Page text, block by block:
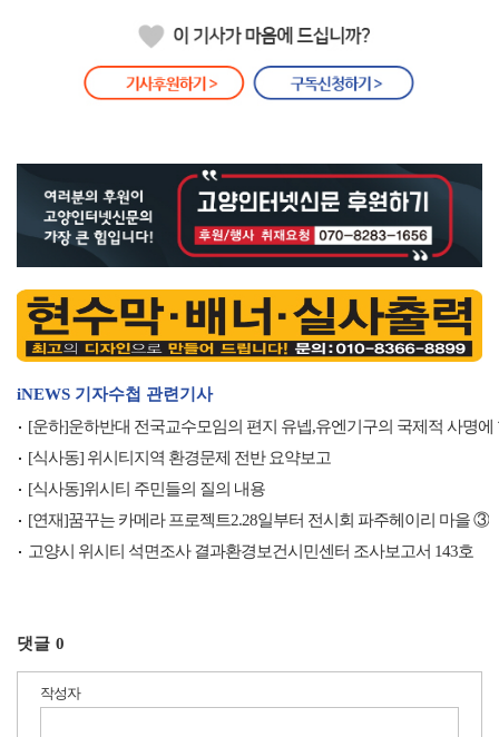
iNEWS 기자수첩 관련기사
[운하]운하반대 전국교수모임의 편지 유넵,유엔기구의 국제적 사명
[식사동] 위시티지역 환경문제 전반 요약보고
[식사동]위시티 주민들의 질의 내용
[연재]꿈꾸는 카메라 프로젝트2.28일부터 전시회 파주헤이리 마을 ③
고양시 위시티 석면조사 결과환경보건시민센터 조사보고서 143호
댓글 0
작성자